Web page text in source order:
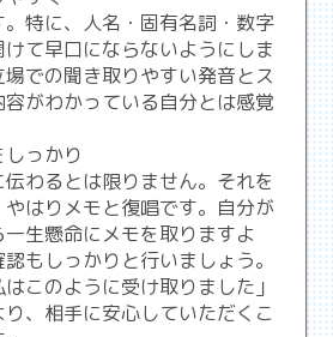
特に、人名・固有名詞・数字
て早口にならないようにしま
での聞き取りやすい発音とス
がわかっている自分とは感覚
っかり
わるとは限りません。それを
はりメモと復唱です。自分が
生懸命にメモを取りますよ
もしっかりと行いましょう。
このように受け取りました」
、相手に安心していただくこ